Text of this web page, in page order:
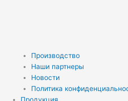
Производство
Наши партнеры
Новости
Политика